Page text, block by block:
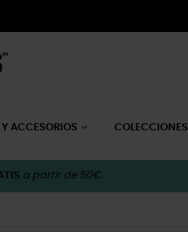
Y ACCESORIOS COLECCIONES
a partir de 50€.